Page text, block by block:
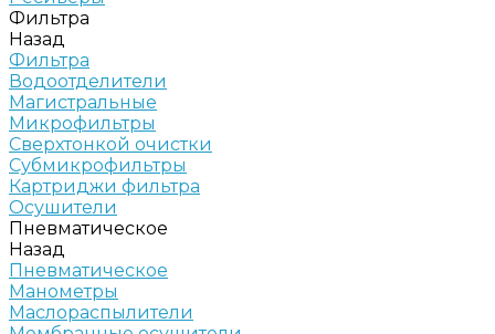
Фильтра
Назад
Фильтра
Водоотделители
Магистральные
Микрофильтры
Сверхтонкой очистки
Субмикрофильтры
Картриджи фильтра
Осушители
Пневматическое
Назад
Пневматическое
Манометры
Маслораспылители